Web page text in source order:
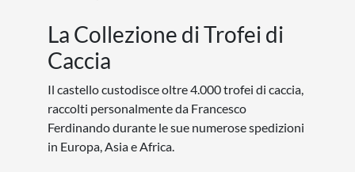
La Collezione di Trofei di
Caccia
Il castello custodisce oltre 4.000 trofei di caccia,
raccolti personalmente da Francesco
Ferdinando durante le sue numerose spedizioni
in Europa, Asia e Africa.